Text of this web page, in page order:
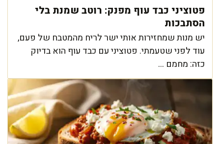
פטוציני כבד עוף מפנק: רוטב שמנת בלי
הסתבכות
יש מנות שמחזירות אותי ישר לריח מהמטבח של פעם,
עוד לפני שטעמתי. פטוציני עם כבד עוף הוא בדיוק
כזה: מחמם ...